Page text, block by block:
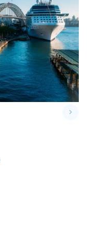
keyboard_arrow_right